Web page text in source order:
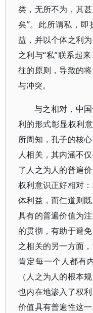
类，无所不为，其
矣”。此所谓私，
益，并以个体之利
之利与“私”联系起
往的原则，导致的
与冲突。
与之相对，中
利的形式彰显权利
所周知，孔子的核
人相关，其内涵不
了人之为人的普遍
权利意识正好相对
体利益，而仁道则
具有的普遍价值为
的贯彻，有助于避
之相关的另一方面
肯定每一个人都有
（人之为人的根本
也内在地渗入了权
价值具有普遍性这